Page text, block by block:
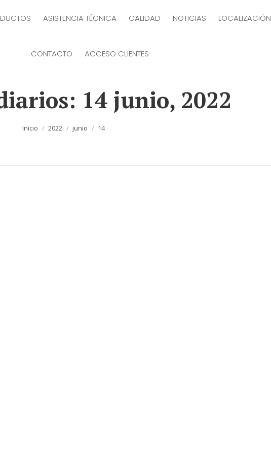
ASISTENCIA TÉCNICA CALIDAD NOTICIAS LOCALIZACIÓN
CONTACTO ACCESO CLIENTES
14 junio, 2022
Inicio 2022 junio 14